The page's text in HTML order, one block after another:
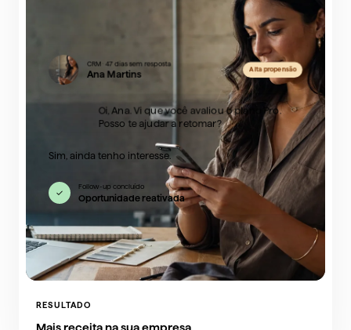
CRM · 47 dias sem resposta
Ana Martins Alta propensão
Oi, Ana. Vi que você avaliou o plano Pro.
Posso te ajudar a retomar?
Sim, ainda tenho interesse.
Follow-up concluído
Oportunidade reativada
RESULTADO
Mais receita na sua empresa.